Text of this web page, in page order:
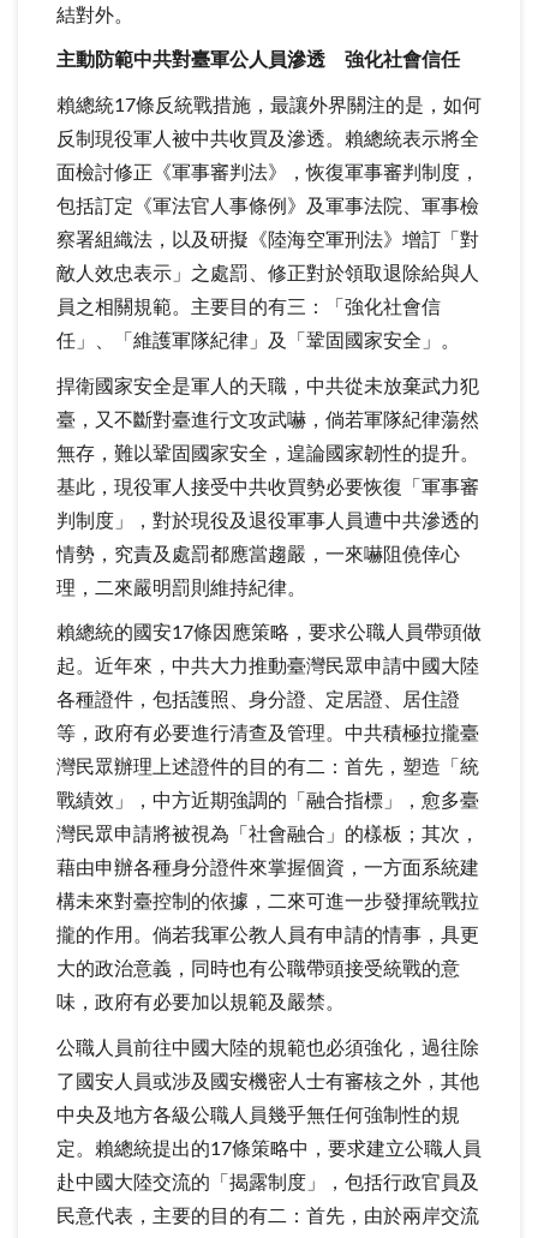
結對外。
主動防範中共對臺軍公人員滲透 強化社會信任
賴總統17條反統戰措施，最讓外界關注的是，如何
反制現役軍人被中共收買及滲透。賴總統表示將全
面檢討修正《軍事審判法》，恢復軍事審判制度，
包括訂定《軍法官人事條例》及軍事法院、軍事檢
察署組織法，以及研擬《陸海空軍刑法》增訂「對
敵人效忠表示」之處罰、修正對於領取退除給與人
員之相關規範。主要目的有三：「強化社會信
任」、「維護軍隊紀律」及「鞏固國家安全」。
捍衛國家安全是軍人的天職，中共從未放棄武力犯
臺，又不斷對臺進行文攻武嚇，倘若軍隊紀律蕩然
無存，難以鞏固國家安全，遑論國家韌性的提升。
基此，現役軍人接受中共收買勢必要恢復「軍事審
判制度」，對於現役及退役軍事人員遭中共滲透的
情勢，究責及處罰都應當趨嚴，一來嚇阻僥倖心
理，二來嚴明罰則維持紀律。
賴總統的國安17條因應策略，要求公職人員帶頭做
起。近年來，中共大力推動臺灣民眾申請中國大陸
各種證件，包括護照、身分證、定居證、居住證
等，政府有必要進行清查及管理。中共積極拉攏臺
灣民眾辦理上述證件的目的有二：首先，塑造「統
戰績效」，中方近期強調的「融合指標」，愈多臺
灣民眾申請將被視為「社會融合」的樣板；其次，
藉由申辦各種身分證件來掌握個資，一方面系統建
構未來對臺控制的依據，二來可進一步發揮統戰拉
攏的作用。倘若我軍公教人員有申請的情事，具更
大的政治意義，同時也有公職帶頭接受統戰的意
味，政府有必要加以規範及嚴禁。
公職人員前往中國大陸的規範也必須強化，過往除
了國安人員或涉及國安機密人士有審核之外，其他
中央及地方各級公職人員幾乎無任何強制性的規
定。賴總統提出的17條策略中，要求建立公職人員
赴中國大陸交流的「揭露制度」，包括行政官員及
民意代表，主要的目的有二：首先，由於兩岸交流